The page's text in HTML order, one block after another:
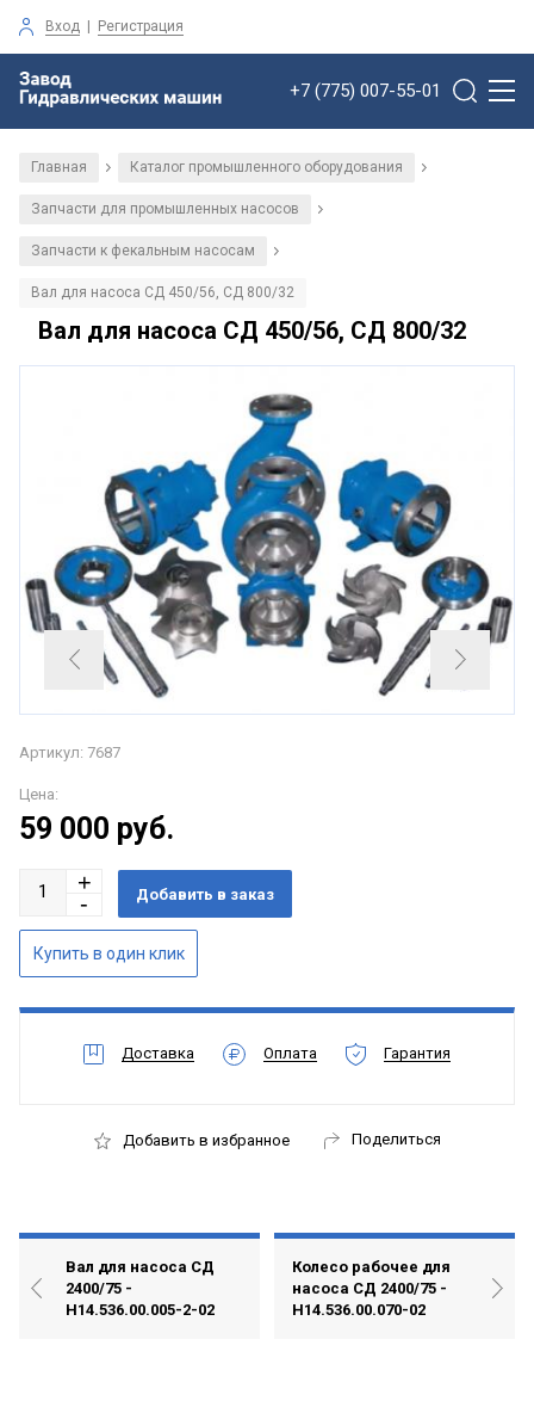
Вход | Регистрация
+7 (775) 007-55-01
Главная / Каталог промышленного оборудования /
Запчасти для промышленных насосов /
Запчасти к фекальным насосам /
Вал для насоса СД 450/56, СД 800/32
Вал для насоса СД 450/56, СД 800/32
Артикул: 7687
Цена:
59 000 руб.
Доставка Оплата Гарантия
Добавить в избранное Поделиться
Вал для насоса СД
2400/75 -
Н14.536.00.005-2-02
Колесо рабочее для
насоса СД 2400/75 -
Н14.536.00.070-02